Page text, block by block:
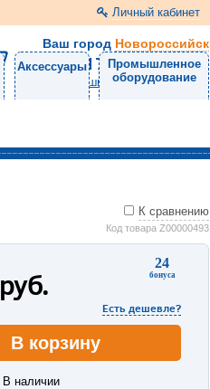
Личный кабинет
Ваш город Новороссийск
8 (8617) 30-47-50
Напишите нам
Аксессуары
Промышленное
оборудование
К сравнению
Код товара Z00000493
24
бонуса
руб.
Есть дешевле?
В корзину
В наличии